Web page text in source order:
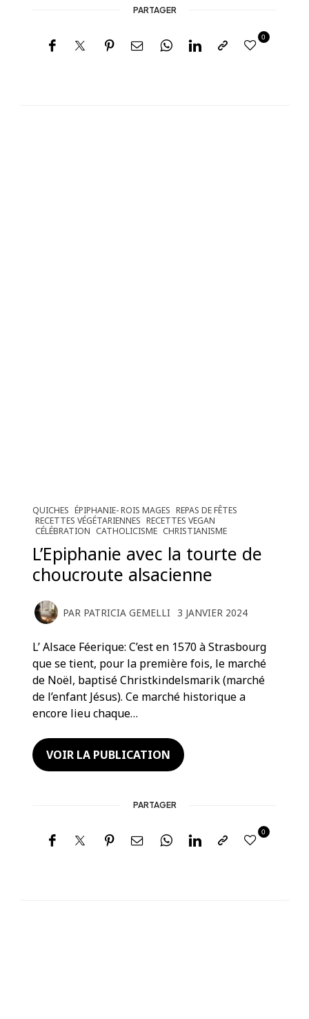
PARTAGER
0
QUICHES ÉPIPHANIE- ROIS MAGES REPAS DE FÊTES
RECETTES VÉGÉTARIENNES RECETTES VEGAN
CÉLÉBRATION CATHOLICISME CHRISTIANISME
L’Epiphanie avec la tourte de
choucroute alsacienne
PAR PATRICIA GEMELLI 3 JANVIER 2024
L’ Alsace Féerique: C’est en 1570 à Strasbourg
que se tient, pour la première fois, le marché
de Noël, baptisé Christkindelsmarik (marché
de l’enfant Jésus). Ce marché historique a
encore lieu chaque…
VOIR LA PUBLICATION
PARTAGER
0